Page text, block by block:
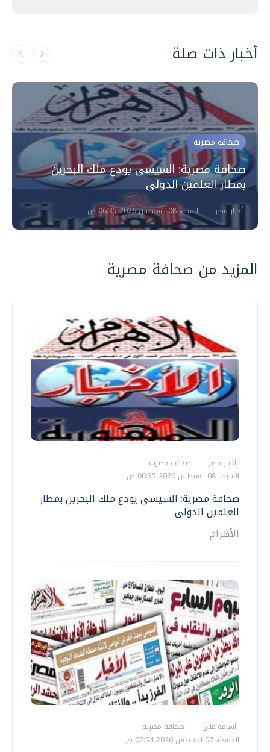
أخبار ذات صلة
صحافة مصرية
صحافة مصرية: السيسى يودع ملك البحرين
بمطار العلمين الدولى
أخبار مصر السبت، 08 اغسطس 2026 06:35 ص
المزيد من صحافة مصرية
أخبار مصر
صحافة مصرية
السبت، 08 اغسطس 2026 06:35 ص
صحافة مصرية: السيسى يودع ملك البحرين بمطار
العلمين الدولى
الأهرام
أسامة علي
صحافة مصرية
الجمعة، 07 اغسطس 2026 02:54 ص